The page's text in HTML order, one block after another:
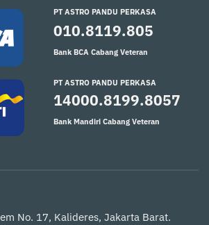
PT ASTRO PANDU PERKASA
010.8119.805
Bank BCA Cabang Veteran
PT ASTRO PANDU PERKASA
14000.8199.8057
Bank Mandiri Cabang Veteran
No. 17, Kalideres, Jakarta Barat.